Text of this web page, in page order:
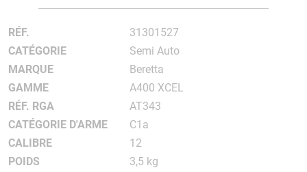
RÉF.
31301527
CATÉGORIE
Semi Auto
MARQUE
Beretta
GAMME
A400 XCEL
RÉF. RGA
AT343
CATÉGORIE D'ARME
C1a
CALIBRE
12
POIDS
3,5 kg